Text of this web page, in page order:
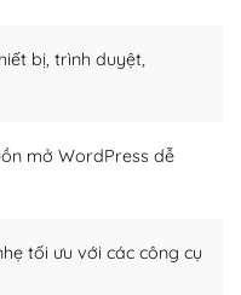
Với kho Theme
hiện các thiết kế
với một theme được
Nếu không bạn có thể
bị, trình duyệt,
mở WordPress dễ
tối ưu với các công cụ